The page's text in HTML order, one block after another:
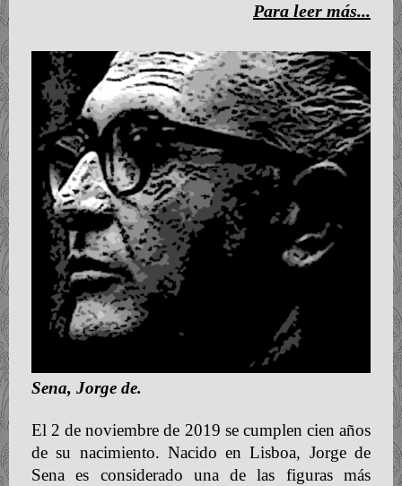
Para leer más...
Sena, Jorge de.
El 2 de noviembre de 2019 se cumplen cien años
de su nacimiento. Nacido en Lisboa, Jorge de
Sena es considerado una de las figuras más